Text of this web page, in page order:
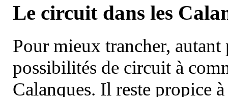
Le circuit dans les
Pour mieux trancher, autant
possibilités de circuit à
Calanques. Il reste propice